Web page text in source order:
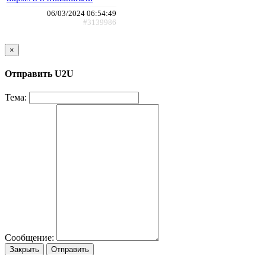
06/03/2024 06:54:49
#3139986
×
Отправить U2U
Тема:
Сообщение:
Закрыть Отправить